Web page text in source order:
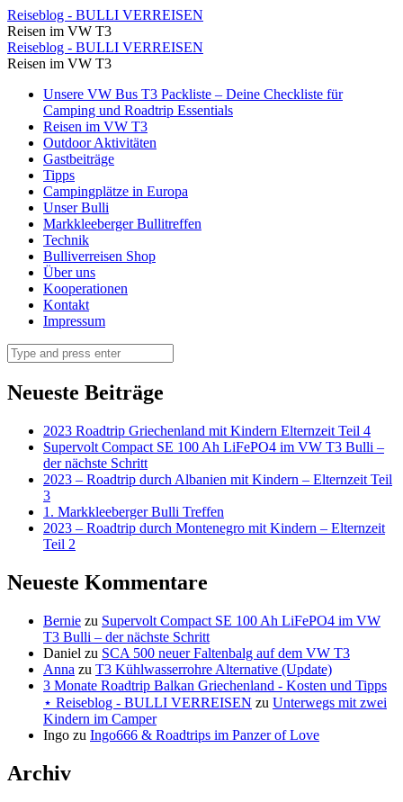
Villareal
de
San
Carlo,
unser
Quartier
für
die
Nacht
Reiseblog
BULLI
VERREISEN
Reiseblog - BULLI VERREISEN
Reisen im VW T3
Villareal
de
San
Carlo,
unser
Quartier
für
die
Nacht
Reiseblog
BULLI
VERREISEN
Reiseblog - BULLI VERREISEN
Reisen im VW T3
Skip
content
Unsere VW Bus T3 Packliste – Deine Checkliste für
Camping und Roadtrip Essentials
Reisen im VW T3
Outdoor Aktivitäten
Gastbeiträge
Tipps
Campingplätze in Europa
Unser Bulli
Markkleeberger Bullitreffen
Technik
Bulliverreisen Shop
Über uns
Kooperationen
Kontakt
Impressum
Search
Neueste Beiträge
2023 Roadtrip Griechenland mit Kindern Elternzeit Teil 4
Supervolt Compact SE 100 Ah LiFePO4 im VW T3 Bulli –
der nächste Schritt
2023 – Roadtrip durch Albanien mit Kindern – Elternzeit Teil
3
1. Markkleeberger Bulli Treffen
2023 – Roadtrip durch Montenegro mit Kindern – Elternzeit
Teil 2
Neueste Kommentare
Bernie zu Supervolt Compact SE 100 Ah LiFePO4 im VW
T3 Bulli – der nächste Schritt
Daniel zu SCA 500 neuer Faltenbalg auf dem VW T3
Anna zu T3 Kühlwasserrohre Alternative (Update)
3 Monate Roadtrip Balkan Griechenland - Kosten und Tipps
⋆ Reiseblog - BULLI VERREISEN zu Unterwegs mit zwei
Kindern im Camper
Ingo zu Ingo666 & Roadtrips im Panzer of Love
Archiv